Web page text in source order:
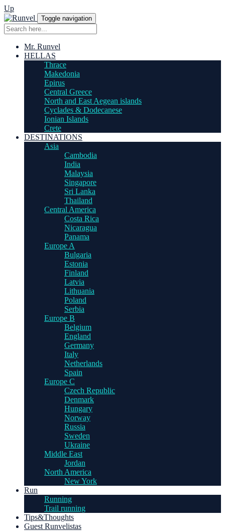
Up
Toggle navigation
Mr. Runvel
HELLAS
Thrace
Makedonia
Epirus
Central Greece
North and East Aegean islands
Cyclades & Dodecanese
Ionian Islands
Crete
DESTINATIONS
Asia
Cambodia
India
Malaysia
Singapore
Sri Lanka
Thailand
Central America
Costa Rica
Nicaragua
Panama
Europe A
Bulgaria
Estonia
Finland
Latvia
Lithuania
Poland
Serbia
Europe B
Belgium
England
Germany
Italy
Netherlands
Spain
Europe C
Czech Republic
Denmark
Hungary
Norway
Russia
Sweden
Ukraine
Middle East
Jordan
North America
New York
Run
Running
Trail running
Tips&Thoughts
Guest Runvelistas